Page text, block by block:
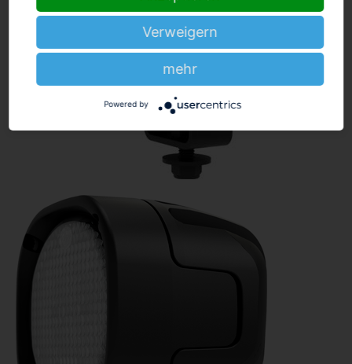
Verweigern
mehr
Powered by